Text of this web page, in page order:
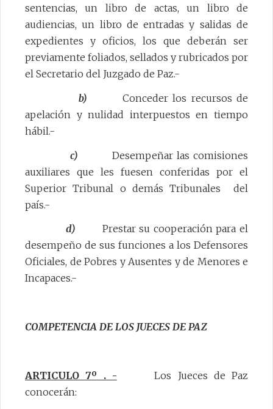
sentencias, un libro de actas, un libro de
audiencias, un libro de entradas y salidas de
expedientes y oficios, los que deberán ser
previamente foliados, sellados y rubricados por
el Secretario del Juzgado de Paz.-
b)Conceder los recursos de
apelación y nulidad interpuestos en tiempo
hábil.-
c) Desempeñar las comisiones
auxiliares que les fuesen conferidas por el
Superior Tribunal o demás Tribunales del
país.-
d) Prestar su cooperación para el
desempeño de sus funciones a los Defensores
Oficiales, de Pobres y Ausentes y de Menores e
Incapaces.-
COMPETENCIA DE LOS JUECES DE PAZ
ARTICULO 7º . - Los Jueces de Paz
conocerán: